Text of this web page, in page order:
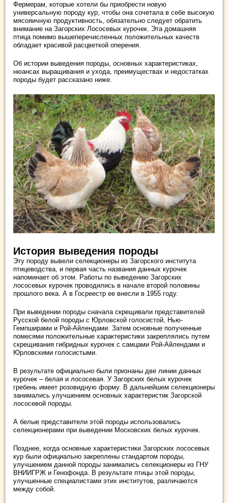
Фермерам, которые хотели бы приобрести новую
универсальную породу кур, чтобы она сочетала в себе высокую
мясояичную продуктивность, обязательно следует обратить
внимание на Загорских Лососевых курочек. Эта домашняя
птица помимо вышеперечисленных положительных качеств
обладает красивой расцветкой оперения.
Об истории выведения породы, основных характеристиках,
нюансах выращивания и ухода, преимуществах и недостатках
породы будет рассказано ниже.
История выведения породы
Эту породу вывели селекционеры из Загорского института
птицеводства, и первая часть названия данных курочек
напоминает об этом. Работы по выведению Загорских
лососевых курочек проводились в начале второй половины
прошлого века. А в Госреестр ее внесли в 1955 году.
При выведении породы сначала скрещивали представителей
Русской белой породы с Юрловской голосистой, Нью-
Гемпширами и Рой-Айлендами. Затем основные полученные
помесями положительные характеристики закреплялись путем
скрещивания гибридных курочек с самцами Рой-Айлендами и
Юрловскими голосистыми.
В результате официально были признаны две линии данных
курочек – белая и лососевая. У Загорских белых курочек
гребень имеет розовидную форму. В дальнейшем селекционеры
занимались улучшением основных характеристик Загорской
лососевой породы.
А белые представители этой породы использовались
селекционерами при выведении Московских белых курочек.
Позднее, когда основные характеристики Загорских лососевых
кур были официально закреплены стандартом породы,
улучшением данной породы занимались селекционеры из ГНУ
ВНИИГРЖ и Генофонда. В результате птицы этой породы,
улучшенные специалистами этих институтов, различаются
между собой.